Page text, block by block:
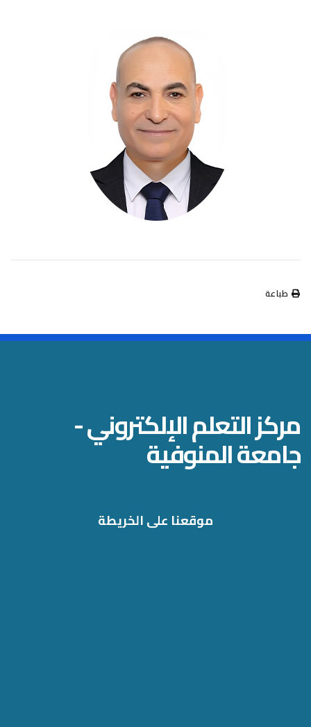
طباعة
مركز التعلم الإلكتروني -
جامعة المنوفية
موقعنا على الخريطة